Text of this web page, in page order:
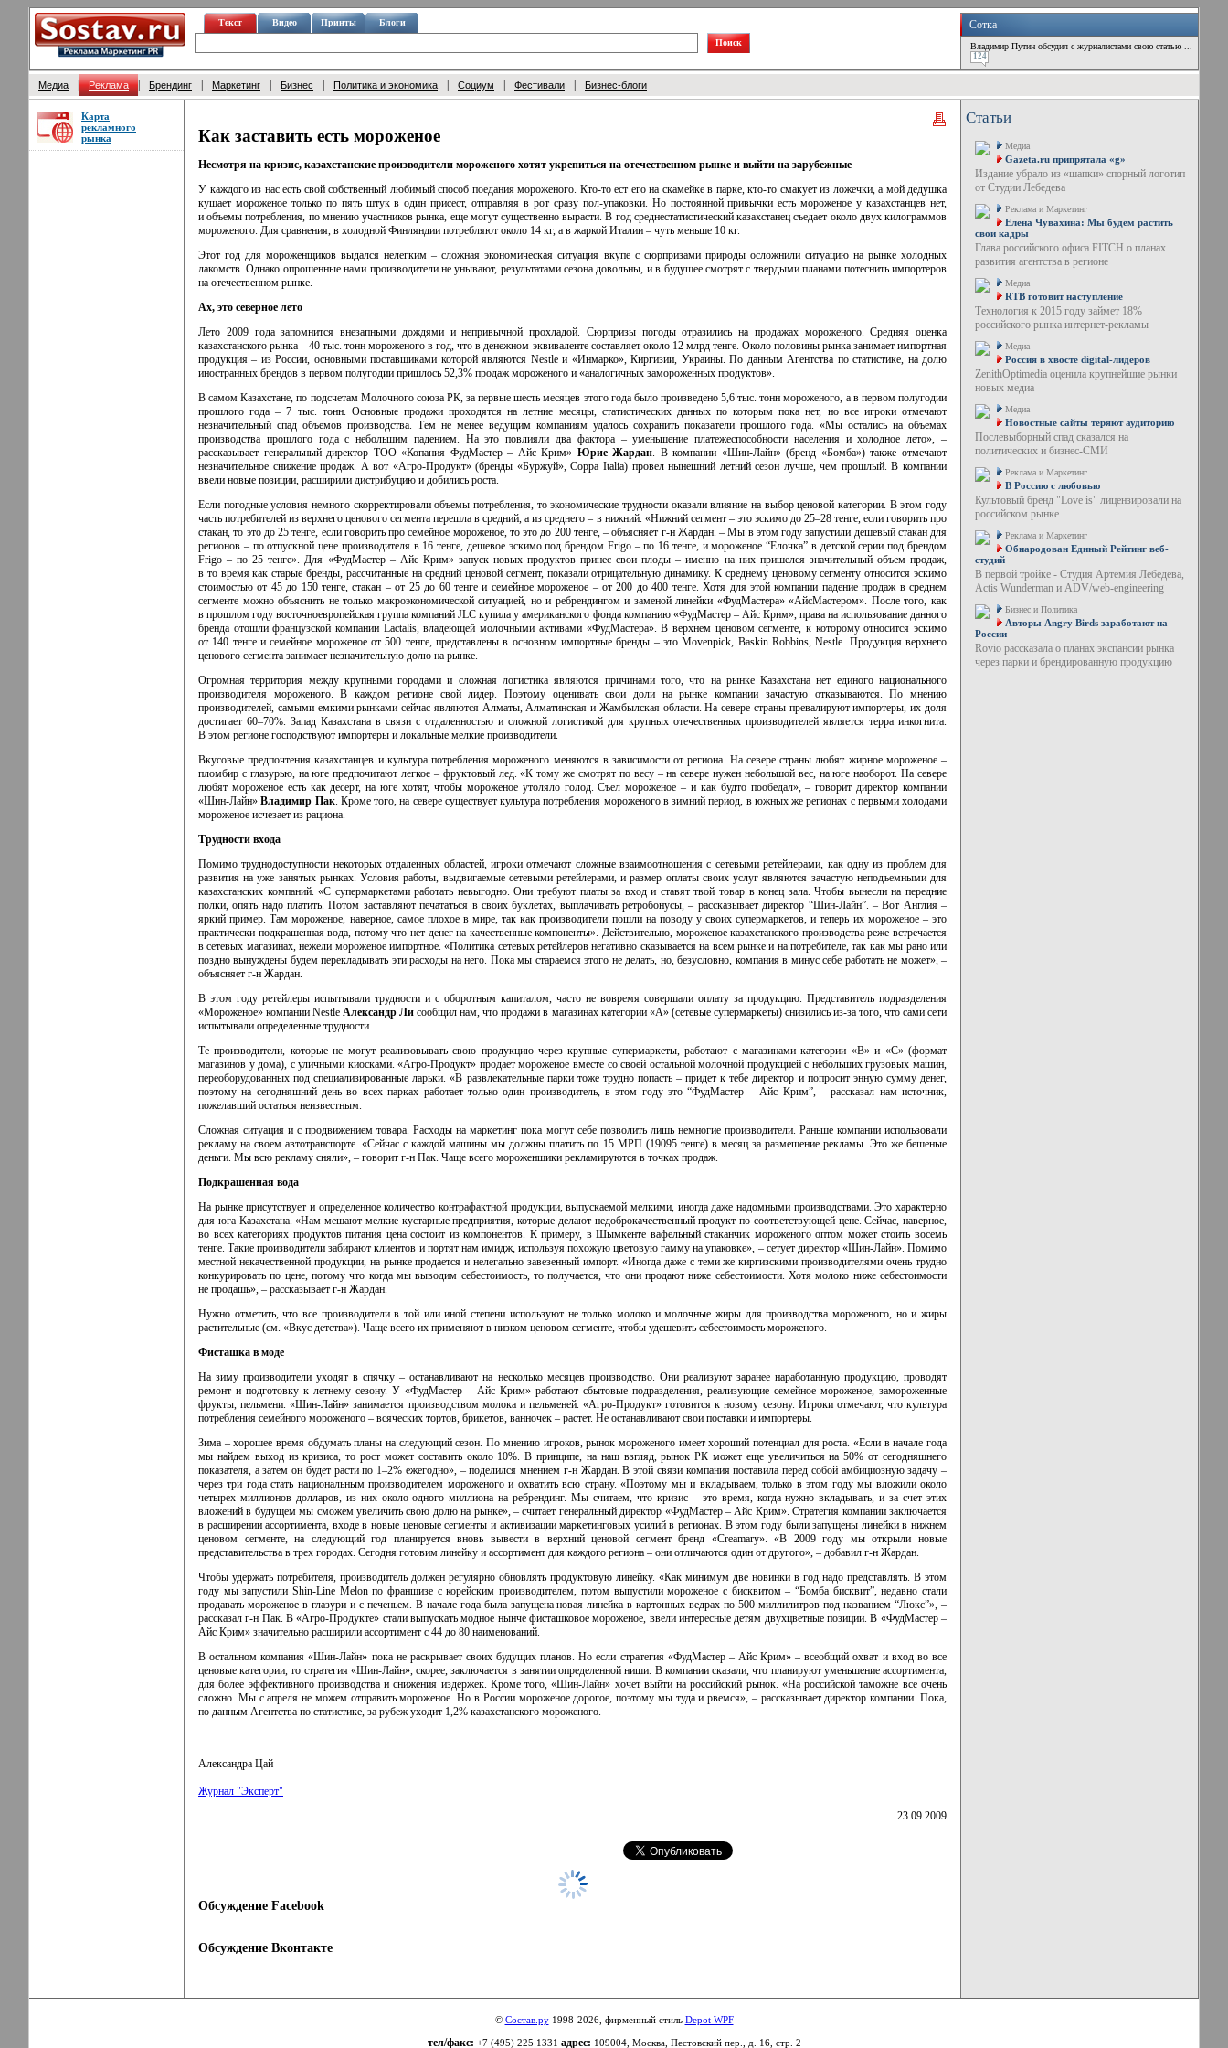
Текст Видео Принты Блоги Сотка
Владимир Путин обсудил с журналистами свою статью ...
124
Медиа Реклама Брендинг Маркетинг Бизнес Политика и экономика Социум Фестивали Бизнес-блоги
Карта
рекламного
рынка
Как заставить есть мороженое
Несмотря на кризис, казахстанские производители мороженого хотят укрепиться на отечественном рынке и выйти на зарубежные
У каждого из нас есть свой собственный любимый способ поедания мороженого. Кто-тоест его на скамейке в парке, кто-то смакует из ложечки, а мой дедушка
кушает мороженое только по пять штук в один присест, отправляя в рот сразу пол-упаковки. Но постоянной привычки есть мороженое у казахстанцев нет,
и объемы потребления, по мнению участников рынка, еще могут существенно вырасти. В год среднестатистический казахстанец съедает около двух килограммов
мороженого. Для сравнения, в холодной Финляндии потребляют около 14 кг, а в жаркой Италии – чуть меньше 10 кг.
Этот год для мороженщиков выдался нелегким – сложная экономическая ситуация вкупе с сюрпризами природы осложнили ситуацию на рынке холодных
лакомств. Однако опрошенные нами производители не унывают, результатами сезона довольны, и в будущее смотрят с твердыми планами потеснить импортеров
на отечественном рынке.
Ах, это северное лето
Лето 2009 года запомнится внезапными дождями и непривычной прохладой. Сюрпризы погоды отразились на продажах мороженого. Средняя оценка
казахстанского рынка – 40 тыс. тонн мороженого в год, что в денежном эквиваленте составляет около 12 млрд тенге. Около половины рынка занимает импортная
продукция – из России, основными поставщиками которой являются Nestle и «Инмарко», Киргизии, Украины. По данным Агентства по статистике, на долю
иностранных брендов в первом полугодии пришлось 52,3% продаж мороженого и «аналогичных замороженных продуктов».
В самом Казахстане, по подсчетам Молочного союза РК, за первые шесть месяцев этого года было произведено 5,6 тыс. тонн мороженого, а в первом полугодии
прошлого года – 7 тыс. тонн. Основные продажи проходятся на летние месяцы, статистических данных по которым пока нет, но все игроки отмечают
незначительный спад объемов производства. Тем не менее ведущим компаниям удалось сохранить показатели прошлого года. «Мы остались на объемах
производства прошлого года с небольшим падением. На это повлияли два фактора – уменьшение платежеспособности населения и холодное лето», –
рассказывает генеральный директор ТОО «Копания ФудМастер – Айс Крим» Юрие Жардан . В компании «Шин-Лайн»(бренд «Бомба») также отмечают
незначительное снижение продаж. А вот «Агро-Продукт»(бренды «Буржуй», Coppa Italia) провел нынешний летний сезон лучше, чем прошлый. В компании
ввели новые позиции, расширили дистрибуцию и добились роста.
Если погодные условия немного скорректировали объемы потребления, то экономические трудности оказали влияние на выбор ценовой категории. В этом году
часть потребителей из верхнего ценового сегмента перешла в средний, а из среднего – в нижний. «Нижний сегмент – это эскимо до 25–28 тенге, если говорить про
стакан, то это до 25 тенге, если говорить про семейное мороженое, то это до 200 тенге, – объясняет г-нЖардан. – Мы в этом году запустили дешевый стакан для
регионов – по отпускной цене производителя в 16 тенге, дешевое эскимо под брендом Frigo – по 16 тенге, и мороженое “Елочка” в детской серии под брендом
Frigo – по 25 тенге». Для «ФудМастер – Айс Крим» запуск новых продуктов принес свои плоды – именно на них пришелся значительный объем продаж,
в то время как старые бренды, рассчитанные на средний ценовой сегмент, показали отрицательную динамику. К среднему ценовому сегменту относится эскимо
стоимостью от 45 до 150 тенге, стакан – от 25 до 60 тенге и семейное мороженое – от 200 до 400 тенге. Хотя для этой компании падение продаж в среднем
сегменте можно объяснить не только макроэкономической ситуацией, но и ребрендингом и заменой линейки «ФудМастера» «АйсМастером». После того, как
в прошлом году восточноевропейская группа компаний JLC купила у американского фонда компанию «ФудМастер – Айс Крим», права на использование данного
бренда отошли французской компании Lactalis, владеющей молочными активами «ФудМастера». В верхнем ценовом сегменте, к которому относится эскимо
от 140 тенге и семейное мороженое от 500 тенге, представлены в основном импортные бренды – это Movenpick, Baskin Robbins, Nestle. Продукция верхнего
ценового сегмента занимает незначительную долю на рынке.
Огромная территория между крупными городами и сложная логистика являются причинами того, что на рынке Казахстана нет единого национального
производителя мороженого. В каждом регионе свой лидер. Поэтому оценивать свои доли на рынке компании зачастую отказываются. По мнению
производителей, самыми емкими рынками сейчас являются Алматы, Алматинская и Жамбылская области. На севере страны превалируют импортеры, их доля
достигает 60–70%. Запад Казахстана в связи с отдаленностью и сложной логистикой для крупных отечественных производителей является терра инкогнита.
В этом регионе господствуют импортеры и локальные мелкие производители.
Вкусовые предпочтения казахстанцев и культура потребления мороженого меняются в зависимости от региона. На севере страны любят жирное мороженое –
пломбир с глазурью, на юге предпочитают легкое – фруктовый лед. «К тому же смотрят по весу – на севере нужен небольшой вес, на юге наоборот. На севере
любят мороженое есть как десерт, на юге хотят, чтобы мороженое утоляло голод. Съел мороженое – и как будто пообедал», – говорит директор компании
«Шин-Лайн» Владимир Пак. Кроме того, на севере существует культура потребления мороженого в зимний период, в южных же регионах с первыми холодами
мороженое исчезает из рациона.
Трудности входа
Помимо труднодоступности некоторых отдаленных областей, игроки отмечают сложные взаимоотношения с сетевыми ретейлерами, как одну из проблем для
развития на уже занятых рынках. Условия работы, выдвигаемые сетевыми ретейлерами, и размер оплаты своих услуг являются зачастую неподъемными для
казахстанских компаний. «С супермаркетами работать невыгодно. Они требуют платы за вход и ставят твой товар в конец зала. Чтобы вынесли на передние
полки, опять надо платить. Потом заставляют печататься в своих буклетах, выплачивать ретробонусы, – рассказывает директор “Шин-Лайн”. –Вот Англия –
яркий пример. Там мороженое, наверное, самое плохое в мире, так как производители пошли на поводу у своих супермаркетов, и теперь их мороженое – это
практически подкрашенная вода, потому что нет денег на качественные компоненты». Действительно, мороженое казахстанского производства реже встречается
в сетевых магазинах, нежели мороженое импортное. «Политика сетевых ретейлеров негативно сказывается на всем рынке и на потребителе, так как мы рано или
поздно вынуждены будем перекладывать эти расходы на него. Пока мы стараемся этого не делать, но, безусловно, компания в минус себе работать не может», –
объясняет г-н Жардан.
В этом году ретейлеры испытывали трудности и с оборотным капиталом, часто не вовремя совершали оплату за продукцию. Представитель подразделения
«Мороженое» компании Nestle Александр Ли сообщил нам, что продажи в магазинах категории «А» (сетевые супермаркеты) снизились из-затого, что сами сети
испытывали определенные трудности.
Те производители, которые не могут реализовывать свою продукцию через крупные супермаркеты, работают с магазинами категории «В» и «С» (формат
магазинов у дома), с уличными киосками.«Агро-Продукт» продает мороженое вместе со своей остальной молочной продукцией с небольших грузовых машин,
переоборудованных под специализированные ларьки. «В развлекательные парки тоже трудно попасть – придет к тебе директор и попросит энную сумму денег,
поэтому на сегодняшний день во всех парках работает только один производитель, в этом году это “ФудМастер – Айс Крим”, – рассказал нам источник,
пожелавший остаться неизвестным.
Сложная ситуация и с продвижением товара. Расходы на маркетинг пока могут себе позволить лишь немногие производители. Раньше компании использовали
рекламу на своем автотранспорте. «Сейчас с каждой машины мы должны платить по 15 МРП (19095 тенге) в месяц за размещение рекламы. Это же бешеные
деньги. Мы всю рекламу сняли», – говорит г-н Пак. Чаще всего мороженщики рекламируются в точках продаж.
Подкрашенная вода
На рынке присутствует и определенное количество контрафактной продукции, выпускаемой мелкими, иногда даже надомными производствами. Это характерно
для юга Казахстана. «Нам мешают мелкие кустарные предприятия, которые делают недоброкачественный продукт по соответствующей цене. Сейчас, наверное,
во всех категориях продуктов питания цена состоит из компонентов. К примеру, в Шымкенте вафельный стаканчик мороженого оптом может стоить восемь
тенге. Такие производители забирают клиентов и портят нам имидж, используя похожую цветовую гамму на упаковке», – сетует директор «Шин-Лайн». Помимо
местной некачественной продукции, на рынке продается и нелегально завезенный импорт. «Иногда даже с теми же киргизскими производителями очень трудно
конкурировать по цене, потому что когда мы выводим себестоимость, то получается, что они продают ниже себестоимости. Хотя молоко ниже себестоимости
не продашь», – рассказывает г-н Жардан.
Нужно отметить, что все производители в той или иной степени используют не только молоко и молочные жиры для производства мороженого, но и жиры
растительные (см. «Вкус детства»). Чаще всего их применяют в низком ценовом сегменте, чтобы удешевить себестоимость мороженого.
Фисташка в моде
На зиму производители уходят в спячку – останавливают на несколько месяцев производство. Они реализуют заранее наработанную продукцию, проводят
ремонт и подготовку к летнему сезону. У «ФудМастер – Айс Крим» работают сбытовые подразделения, реализующие семейное мороженое, замороженные
фрукты, пельмени.«Шин-Лайн» занимается производством молока и пельменей. «Агро-Продукт» готовится к новому сезону. Игроки отмечают, что культура
потребления семейного мороженого – всяческих тортов, брикетов, ванночек – растет. Не останавливают свои поставки и импортеры.
Зима – хорошее время обдумать планы на следующий сезон. По мнению игроков, рынок мороженого имеет хороший потенциал для роста. «Если в начале года
мы найдем выход из кризиса, то рост может составить около 10%. В принципе, на наш взгляд, рынок РК может еще увеличиться на 50% от сегодняшнего
показателя, а затем он будет расти по 1–2% ежегодно», – поделился мнением г-нЖардан. В этой связи компания поставила перед собой амбициозную задачу –
через три года стать национальным производителем мороженого и охватить всю страну. «Поэтому мы и вкладываем, только в этом году мы вложили около
четырех миллионов долларов, из них около одного миллиона на ребрендинг. Мы считаем, что кризис – это время, когда нужно вкладывать, и за счет этих
вложений в будущем мы сможем увеличить свою долю на рынке», – считает генеральный директор «ФудМастер – Айс Крим». Стратегия компании заключается
в расширении ассортимента, входе в новые ценовые сегменты и активизации маркетинговых усилий в регионах. В этом году были запущены линейки в нижнем
ценовом сегменте, на следующий год планируется вновь вывести в верхний ценовой сегмент бренд «Creamary». «В 2009 году мы открыли новые
представительства в трех городах. Сегодня готовим линейку и ассортимент для каждого региона – они отличаются один от другого», – добавил г-н Жардан.
Чтобы удержать потребителя, производитель должен регулярно обновлять продуктовую линейку. «Как минимум две новинки в год надо представлять. В этом
году мы запустилиShin-Line Melon по франшизе с корейским производителем, потом выпустили мороженое с бисквитом – “Бомба бисквит”, недавно стали
продавать мороженое в глазури и с печеньем. В начале года была запущена новая линейка в картонных ведрах по 500 миллилитров под названием “Люкс”», –
рассказалг-н Пак.В «Агро-Продукте» стали выпускать модное нынче фисташковое мороженое, ввели интересные детям двухцветные позиции. В «ФудМастер –
Айс Крим» значительно расширили ассортимент с 44 до 80 наименований.
В остальном компания«Шин-Лайн» пока не раскрывает своих будущих планов. Но если стратегия «ФудМастер – Айс Крим» – всеобщий охват и вход во все
ценовые категории, то стратегия «Шин-Лайн», скорее, заключается в занятии определенной ниши. В компании сказали, что планируют уменьшение ассортимента,
для более эффективного производства и снижения издержек. Кроме того,«Шин-Лайн» хочет выйти на российский рынок. «На российской таможне все очень
сложно. Мы с апреля не можем отправить мороженое. Но в России мороженое дорогое, поэтому мы туда и рвемся», – рассказывает директор компании. Пока,
по данным Агентства по статистике, за рубеж уходит 1,2% казахстанского мороженого.
Александра Цай
Журнал "Эксперт"
23.09.2009
Обсуждение Facebook
Обсуждение Вконтакте
Статьи
Медиа
Gazeta.ru припрятала «g»
Издание убрало из «шапки» спорный логотип
от Студии Лебедева
Реклама и Маркетинг
Елена Чувахина: Мы будем растить
свои кадры
Глава российского офиса FITCH о планах
развития агентства в регионе
Медиа
RTB готовит наступление
Технология к 2015 году займет 18%
российского рынка интернет-рекламы
Медиа
Россия в хвосте digital-лидеров
ZenithOptimedia оценила крупнейшие рынки
новых медиа
Медиа
Новостные сайты теряют аудиторию
Послевыборный спад сказался на
политических и бизнес-СМИ
Реклама и Маркетинг
В Россию с любовью
Культовый бренд "Love is" лицензировали на
российском рынке
Реклама и Маркетинг
Обнародован Единый Рейтинг веб-
студий
В первой тройке - Студия Артемия Лебедева,
Actis Wunderman и ADV/web-engineering
Бизнес и Политика
Авторы Angry Birds заработают на
России
Rovio рассказала о планах экспансии рынка
через парки и брендированную продукцию
© Состав.ру1998-2026, фирменный стиль Depot WPF
тел/факс: +7 (495) 225 1331 адрес: 109004, Москва, Пестовский пер., д. 16, стр. 2